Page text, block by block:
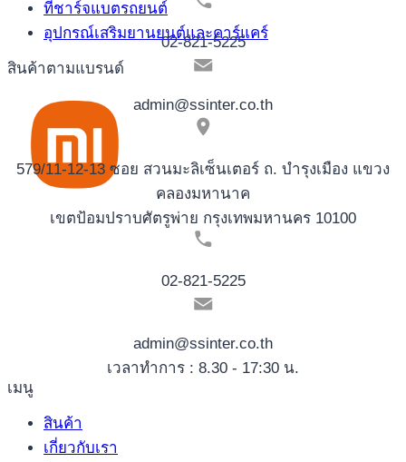
ที่ชาร์จแบตรถยนต์
อุปกรณ์เสริมยานยนต์และคาร์แคร์
สินค้าตามแบรนด์
02-821-5225
admin@ssinter.co.th
579/11-12-13 ซอย สวนมะลิเซ็นเตอร์ ถ. บำรุงเมือง แขวง
คลองมหานาค
เขตป้อมปราบศัตรูพ่าย กรุงเทพมหานคร 10100
02-821-5225
admin@ssinter.co.th
เวลาทำการ : 8.30 - 17:30 น.
เมนู
สินค้า
เกี่ยวกับเรา